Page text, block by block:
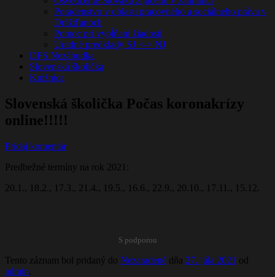
Poradenstvo v oblasti pracovného a sociálneho práva v
Drážďanoch
Pomoc pri vypĺňaní žiadostí
Úradné predklady SJ <-> NJ
DFS Nezábudka
Slovenská školička
Knižnica
Slovenská školička Počas koronakrízy
online!!!!!
Pridaj komentár
Predbežné termíny na rok 2021:
20.1., 18.2., 17.3., 21.4., 19.5., 16.6., 22.9., 20.10., 17.11., 15.12.
S podporou
Tento záznam bol pridaný do Nezaradené dňa 27. júla 2021 od
admin